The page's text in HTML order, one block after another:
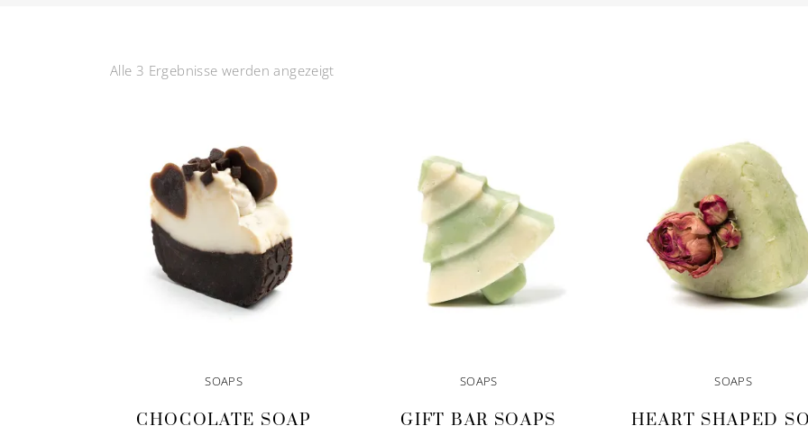
Alle 3 Ergebnisse werden angezeigt
SOAPS
CHOCOLATE SOAP
SOAPS
GIFT BAR SOAPS
SOAPS
HEART SHAPED